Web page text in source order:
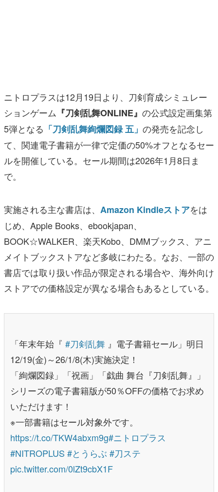
その他
電ファミニコゲーマーとは？
運営：株式会社マレ
ニトロプラスは12月19日より、刀剣育成シミュレー
ションゲーム 『刀剣乱舞ONLINE』 の公式設定画集第
5弾となる 「刀剣乱舞絢爛図録 五」 の発売を記念し
て、関連電子書籍が一律で定価の50%オフとなるセー
ルを開催している。セール期間は2026年1月8日ま
で。
実施される主な書店は、 Amazon Kindleストアをは
じめ、Apple Books、ebookjapan、
BOOK☆WALKER、楽天Kobo、DMMブックス、アニ
メイトブックストアなど多岐にわたる。なお、一部の
書店では取り扱い作品が限定される場合や、海外向け
ストアでの価格設定が異なる場合もあるとしている。
「年末年始『 #刀剣乱舞 』電子書籍セール」明日
12/19(金)～26/1/8(木)実施決定！
「絢爛図録」「祝画」「戯曲 舞台『刀剣乱舞』」
シリーズの電子書籍版が50％OFFの価格でお求め
いただけます！
※一部書籍はセール対象外です。
https://t.co/TKW4abxm9g#ニトロプラス
#NITROPLUS #とうらぶ #刀ステ
pic.twitter.com/0lZt9cbX1F